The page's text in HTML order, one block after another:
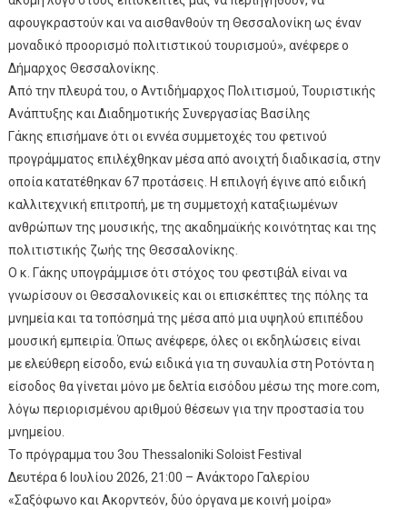
αφουγκραστούν και να αισθανθούν τη Θεσσαλονίκη ως έναν
μοναδικό προορισμό πολιτιστικού τουρισμού», ανέφερε ο
Δήμαρχος Θεσσαλονίκης.
Από την πλευρά του, ο Αντιδήμαρχος Πολιτισμού, Τουριστικής
Ανάπτυξης και Διαδημοτικής Συνεργασίας Βασίλης
Γάκης επισήμανε ότι οι εννέα συμμετοχές του φετινού
προγράμματος επιλέχθηκαν μέσα από ανοιχτή διαδικασία, στην
οποία κατατέθηκαν 67 προτάσεις. Η επιλογή έγινε από ειδική
καλλιτεχνική επιτροπή, με τη συμμετοχή καταξιωμένων
ανθρώπων της μουσικής, της ακαδημαϊκής κοινότητας και της
πολιτιστικής ζωής της Θεσσαλονίκης.
Ο κ. Γάκης υπογράμμισε ότι στόχος του φεστιβάλ είναι να
γνωρίσουν οι Θεσσαλονικείς και οι επισκέπτες της πόλης τα
μνημεία και τα τοπόσημά της μέσα από μια υψηλού επιπέδου
μουσική εμπειρία. Όπως ανέφερε, όλες οι εκδηλώσεις είναι
με ελεύθερη είσοδο, ενώ ειδικά για τη συναυλία στη Ροτόντα η
είσοδος θα γίνεται μόνο με δελτία εισόδου μέσω της more.com,
λόγω περιορισμένου αριθμού θέσεων για την προστασία του
μνημείου.
Το πρόγραμμα του 3ου Thessaloniki Soloist Festival
Δευτέρα 6 Ιουλίου 2026, 21:00 – Ανάκτορο Γαλερίου
«Σαξόφωνο και Ακορντεόν, δύο όργανα με κοινή μοίρα»